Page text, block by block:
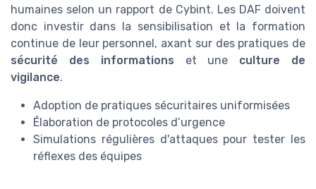
humaines selon un rapport de Cybint. Les DAF doivent
donc investir dans la sensibilisation et la formation
continue de leur personnel, axant sur des pratiques de
sécurité des informations et une culture de
vigilance.
Adoption de pratiques sécuritaires uniformisées
Élaboration de protocoles d’urgence
Simulations régulières d'attaques pour tester les
réflexes des équipes